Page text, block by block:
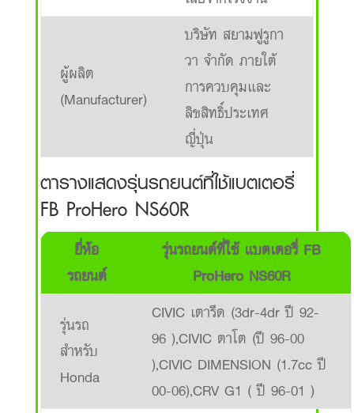
ผู้ผลิต
(Manufacturer)
บริษัท สยามฟูรูกา
วา จำกัด ภายใต้
การควบคุมและ
ลิขสิทธิ์ประเทศ
ญี่ปุ่น
ตารางแสดงรุ่นรถยนต์ที่ใช้แบตเตอรี่
FB ProHero NS60R
ยี่ห้อ
รถยนต์
รุ่นรถยนต์ที่ใช้ แบตเตอรี่ FB
ProHero NS60R
รุ่นรถ
สำหรับ
Honda
CIVIC เตารีด (3dr-4dr ปี 92-
96 ),CIVIC ตาโต (ปี 96-00
),CIVIC DIMENSION (1.7cc ปี
00-06),CRV G1 ( ปี 96-01 )